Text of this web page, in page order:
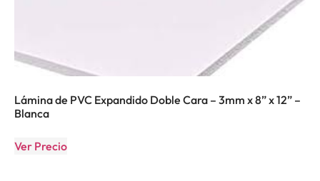
Lámina de PVC Expandido Doble Cara – 3mm x 8” x 12” –
Blanca
Ver Precio